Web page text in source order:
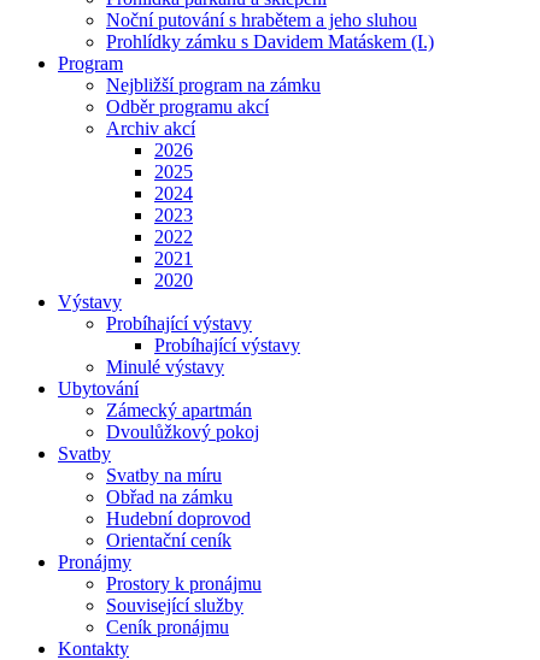
Noční putování s hrabětem a jeho sluhou
Prohlídky zámku s Davidem Matáskem (I.)
Program
Nejbližší program na zámku
Odběr programu akcí
Archiv akcí
2026
2025
2024
2023
2022
2021
2020
Výstavy
Probíhající výstavy
Probíhající výstavy
Minulé výstavy
Ubytování
Zámecký apartmán
Dvoulůžkový pokoj
Svatby
Svatby na míru
Obřad na zámku
Hudební doprovod
Orientační ceník
Pronájmy
Prostory k pronájmu
Související služby
Ceník pronájmu
Kontakty